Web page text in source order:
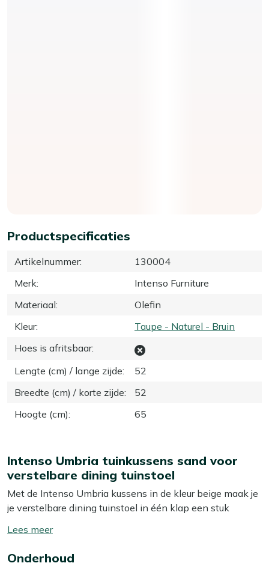
Productspecificaties
Artikelnummer:
130004
Merk:
Intenso Furniture
Materiaal:
Olefin
Kleur:
Taupe - Naturel - Bruin
Hoes is afritsbaar:
Lengte (cm) / lange zijde:
52
Breedte (cm) / korte zijde:
52
Hoogte (cm): 65
Intenso Umbria tuinkussens sand voor
verstelbare dining tuinstoel
Met de Intenso Umbria kussens in de kleur beige maak je
je verstelbare dining tuinstoel in één klap een stuk
rugkussen, speciaal gevormd voor verstelbare stoelen,
olefin textiel voelt prettig aan, ademt goed en is gemaakt
Toon/verberg
meer
Onderhoud